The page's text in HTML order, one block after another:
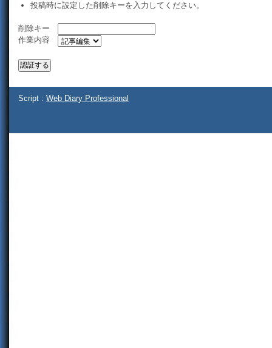
投稿時に設定した削除キーを入力してください。
削除キー
作業内容
Script : Web Diary Professional